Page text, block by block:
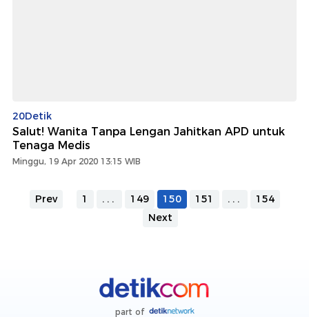
20Detik
Salut! Wanita Tanpa Lengan Jahitkan APD untuk
Tenaga Medis
Minggu, 19 Apr 2020 13:15 WIB
Prev 1 ... 149 150 151 ...
154
Next
part of